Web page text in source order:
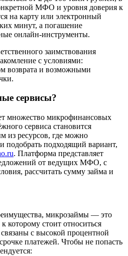
МФО и уровня доверия к
на карту или электронный
минут, а погашение
онлайн-инструменты.
заимствования
с условиями:
возврата и возможными
сервисы?
множество микрофинансовых
сервиса становится
из ресурсов, где можно
подобрать подходящий вариант,
. Платформа представляет
от ведущих МФО, с
рассчитать сумму займа и
микрозаймы — это
которому стоит относиться
с высокой процентной
платежей. Чтобы не попасть